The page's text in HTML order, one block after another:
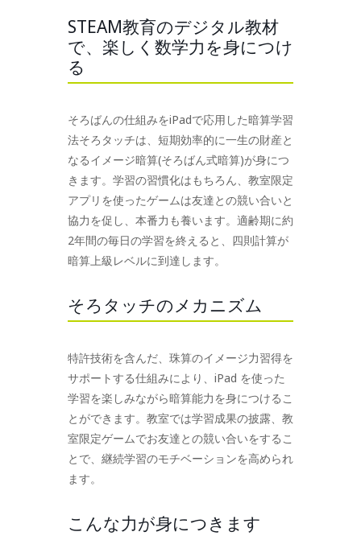
STEAM教育のデジタル教材
で、楽しく数学力を身につけ
る
そろばんの仕組みをiPadで応用した暗算学習
法そろタッチは、短期効率的に一生の財産と
なるイメージ暗算(そろばん式暗算)が身につ
きます。学習の習慣化はもちろん、教室限定
アプリを使ったゲームは友達との競い合いと
協力を促し、本番力も養います。適齢期に約
2年間の毎日の学習を終えると、四則計算が
暗算上級レベルに到達します。
そろタッチのメカニズム
特許技術を含んだ、珠算のイメージ力習得を
サポートする仕組みにより、iPad を使った
学習を楽しみながら暗算能力を身につけるこ
とができます。教室では学習成果の披露、教
室限定ゲームでお友達との競い合いをするこ
とで、継続学習のモチベーションを高められ
ます。
こんな力が身につきます